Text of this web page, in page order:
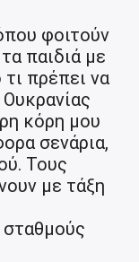
φοιτούν
παιδιά με
πρέπει να
κόρη μου
σενάρια,
Τους
με τάξη
σταθμούς